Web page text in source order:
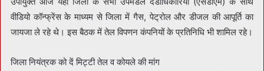
वीडियो कॉन्फ्रेंस के माध्यम से जिला में गैस, पेट्रोल और डीजल की आपूर्ति का
जायजा ले रहे थे। इस बैठक में तेल विपणन कंपनियों के प्रतिनिधि भी शामिल रहे।
जिला नियंत्रक को दें मिट्टी तेल व कोयले की मांग